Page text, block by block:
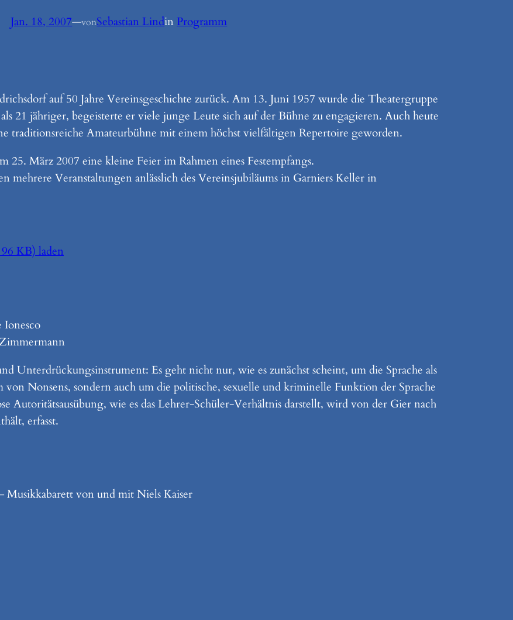
Jan. 18, 2007—vonSebastian LindinProgramm
auf 50 Jahre Vereinsgeschichte zurück. Am 13. Juni 1957 wurde die Theatergruppe
21 jähriger, begeisterte er viele junge Leute sich auf der Bühne zu engagieren. Auch heute
traditionsreiche Amateurbühne mit einem höchst vielfältigen Repertoire geworden.
25. März 2007 eine kleine Feier im Rahmen eines Festempfangs.
mehrere Veranstaltungen anlässlich des Vereinsjubiläums in Garniers Keller in
KB) laden
Unterdrückungsinstrument: Es geht nicht nur, wie es zunächst scheint, um die Sprache als
Nonsens, sondern auch um die politische, sexuelle und kriminelle Funktion der Sprache
Autoritätsausübung, wie es das Lehrer-Schüler-Verhältnis darstellt, wird von der Gier nach
erfasst.
Musikkabarett von und mit Niels Kaiser